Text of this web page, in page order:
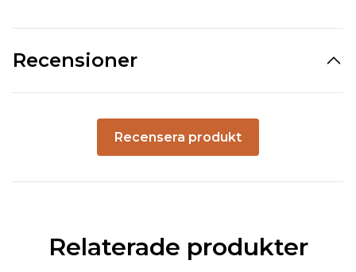
Recensioner
Recensera produkt
Relaterade produkter